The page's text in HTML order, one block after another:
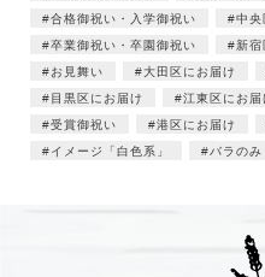
合格御祝い・入学御祝い
中央
卒業御祝い・卒園御祝い
新宿
お見舞い
大田区にお届け
目黒区にお届け
江東区にお届
受賞御祝い
港区にお届け
イメージ「白色系」
バラのみ